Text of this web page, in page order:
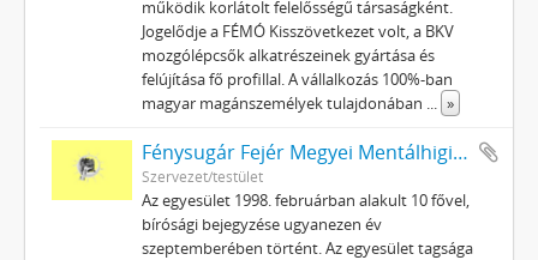
működik korlátolt felelősségű társaságként.
Jogelődje a FÉMÓ Kisszövetkezet volt, a BKV
mozgólépcsők alkatrészeinek gyártása és
felújítása fő profillal. A vállalkozás 100%-ban
magyar magánszemélyek tulajdonában ... »
Fénysugár Fejér Megyei Mentálhigiénés Betegek Egyesülete
Szervezet/testület
Az egyesület 1998. februárban alakult 10 fővel,
bírósági bejegyzése ugyanezen év
szeptemberében történt. Az egyesület tagsága